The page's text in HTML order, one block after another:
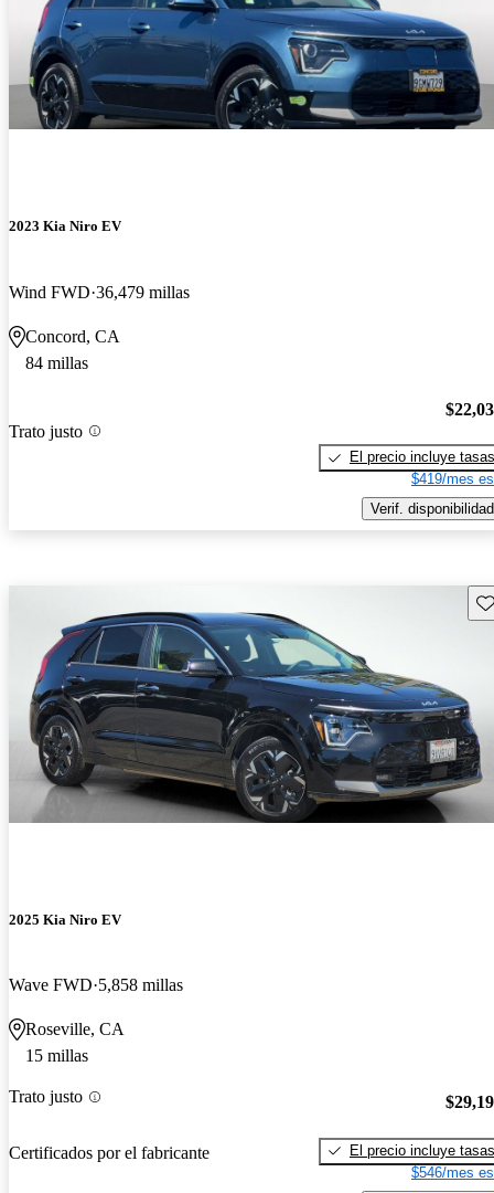
2023 Kia Niro EV
Wind FWD 36,479 millas
Concord, CA
84 millas
Trato justo
El precio incluye tasas
$419/mes
Verif. disponibilidad
2025 Kia Niro EV
Wave FWD 5,858 millas
Roseville, CA
15 millas
Trato justo
Certificados por el fabricante
El precio incluye tasas
$546/mes